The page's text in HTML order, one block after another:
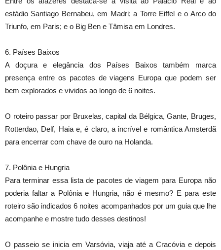
estádio Santiago Bernabeu, em Madri; a Torre Eiffel e o Arco do
Triunfo, em Paris; e o Big Ben e Tâmisa em Londres.
6. Países Baixos
A doçura e elegância dos Países Baixos também marca
presença entre os pacotes de viagens Europa que podem ser
bem explorados e vividos ao longo de 6 noites.
O roteiro passar por Bruxelas, capital da Bélgica, Gante, Bruges,
Rotterdao, Delf, Haia e, é claro, a incrível e romântica Amsterdã
para encerrar com chave de ouro na Holanda.
7. Polônia e Hungria
Para terminar essa lista de pacotes de viagem para Europa não
poderia faltar a Polônia e Hungria, não é mesmo? E para este
roteiro são indicados 6 noites acompanhados por um guia que lhe
acompanhe e mostre tudo desses destinos!
O passeio se inicia em Varsóvia, viaja até a Cracóvia e depois